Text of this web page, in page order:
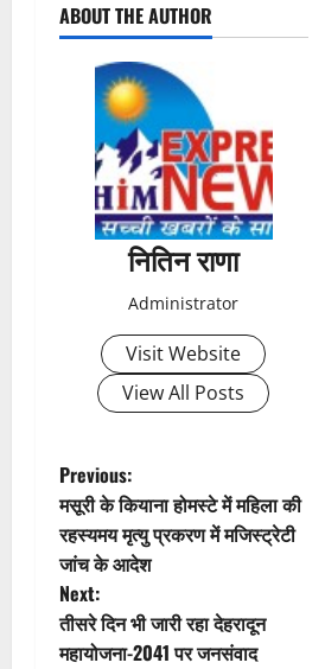
o
t
i
o
n
ABOUT THE AUTHOR
नितिन राणा
Administrator
Visit Website
View All Posts
P
o
s
t
Previous:
मसूरी के कियाना होमस्टे में महिला की
रहस्यमय मृत्यु प्रकरण में मजिस्ट्रेटी
जांच के आदेश
Next:
तीसरे दिन भी जारी रहा देहरादून
महायोजना-2041 पर जनसंवाद